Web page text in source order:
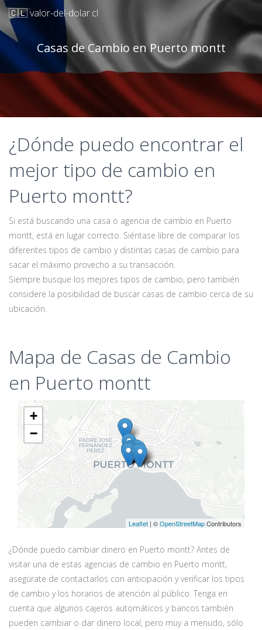
🇨🇱 valor-del-dolar.cl
Casas de Cambio en Puerto montt
¿Dónde puedo encontrar el
mejor tipo de cambio en
Puerto montt?
Si está buscando una casa o agencia de cambio en Puerto
montt, está en lugar correcto. Siéntase libre de comparar los
diferentes tipos de cambio y distintas casas de cambio para
sacar el máximo provecho a su transacción.
Siempre busque los mejores tipos de cambio, pero también
considere la posibilidad de buscar casas de cambio cerca de su
ubicación.
Mapa de Casas de Cambio
en Puerto montt
+
−
Leaflet | ©OpenStreetMapContributors
¿Dónde puedo cambiar dinero en Puerto montt? Antes de
visitar una de estas agencias de cambio en Puerto montt,
asegúrate de contactarlos con anticipación y verificar los tipos
de cambio y los horarios de atención al público. Tenga en
cuenta que algunos cajeros automáticos y bancos también
pueden cambiar o dar dinero local, pero muy a menudo, sólo